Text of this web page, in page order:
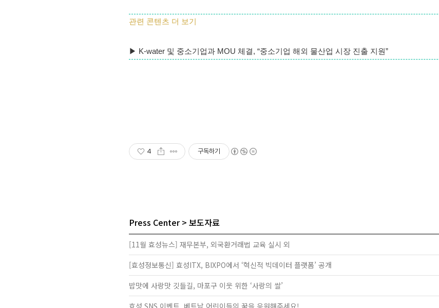
관련 콘텐츠 더 보기
▶ K-water 및 중소기업과 MOU 체결, “중소기업 해외 물산업 시장 진출 지원”
4 구독하기
Press Center 보도자료
[11월 효성뉴스] 재무본부, 외국환거래법 교육 실시 외
[효성정보통신] 효성ITX, BIXPO에서 ‘혁신적 빅데이터 플랫폼’ 공개
밥맛에 사랑맛 깃들길, 마포구 이웃 위한 ‘사랑의 쌀’
효성 SNS 이벤트, 베트남 어린이들의 꿈을 응원해주세요!